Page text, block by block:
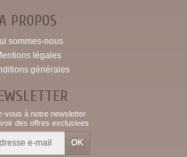
PROPOS
sommes-nous
légales
générales
vous à notre newsletter
des offres exclusives